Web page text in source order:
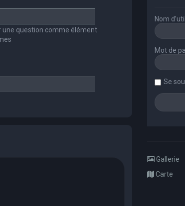
une question comme élément
Nom
Mot de
Se
Gallerie
Carte